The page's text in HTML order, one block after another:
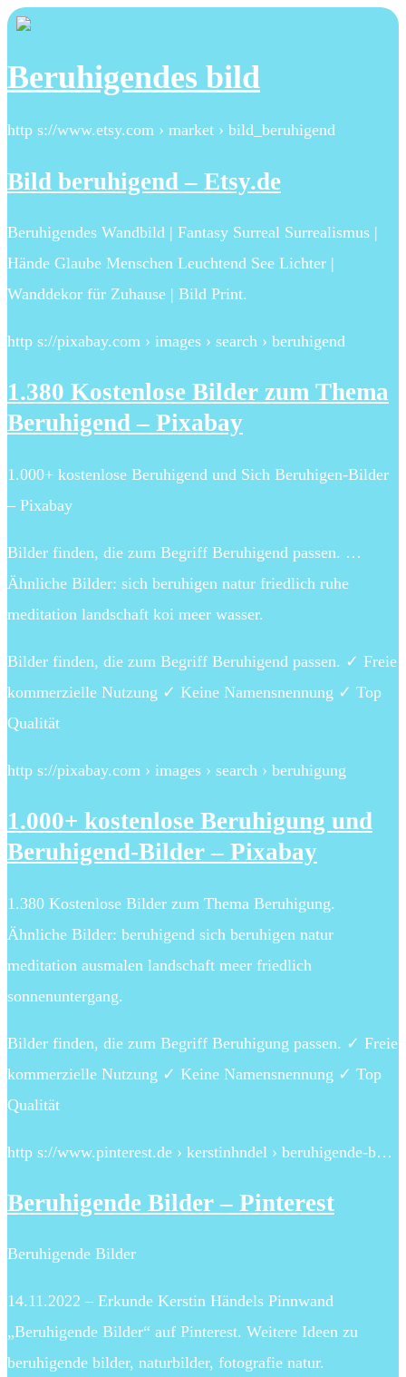
Beruhigendes bild
http s://www.etsy.com › market › bild_beruhigend
Bild beruhigend – Etsy.de
Beruhigendes Wandbild | Fantasy Surreal Surrealismus |
Hände Glaube Menschen Leuchtend See Lichter |
Wanddekor für Zuhause | Bild Print.
http s://pixabay.com › images › search › beruhigend
1.380 Kostenlose Bilder zum Thema
Beruhigend – Pixabay
1.000+ kostenlose Beruhigend und Sich Beruhigen-Bilder
– Pixabay
Bilder finden, die zum Begriff Beruhigend passen. …
Ähnliche Bilder: sich beruhigen natur friedlich ruhe
meditation landschaft koi meer wasser.
Bilder finden, die zum Begriff Beruhigend passen. ✓ Freie
kommerzielle Nutzung ✓ Keine Namensnennung ✓ Top
Qualität
http s://pixabay.com › images › search › beruhigung
1.000+ kostenlose Beruhigung und
Beruhigend-Bilder – Pixabay
1.380 Kostenlose Bilder zum Thema Beruhigung.
Ähnliche Bilder: beruhigend sich beruhigen natur
meditation ausmalen landschaft meer friedlich
sonnenuntergang.
Bilder finden, die zum Begriff Beruhigung passen. ✓ Freie
kommerzielle Nutzung ✓ Keine Namensnennung ✓ Top
Qualität
http s://www.pinterest.de › kerstinhndel › beruhigende-b…
Beruhigende Bilder – Pinterest
Beruhigende Bilder
14.11.2022 – Erkunde Kerstin Händels Pinnwand
„Beruhigende Bilder“ auf Pinterest. Weitere Ideen zu
beruhigende bilder, naturbilder, fotografie natur.